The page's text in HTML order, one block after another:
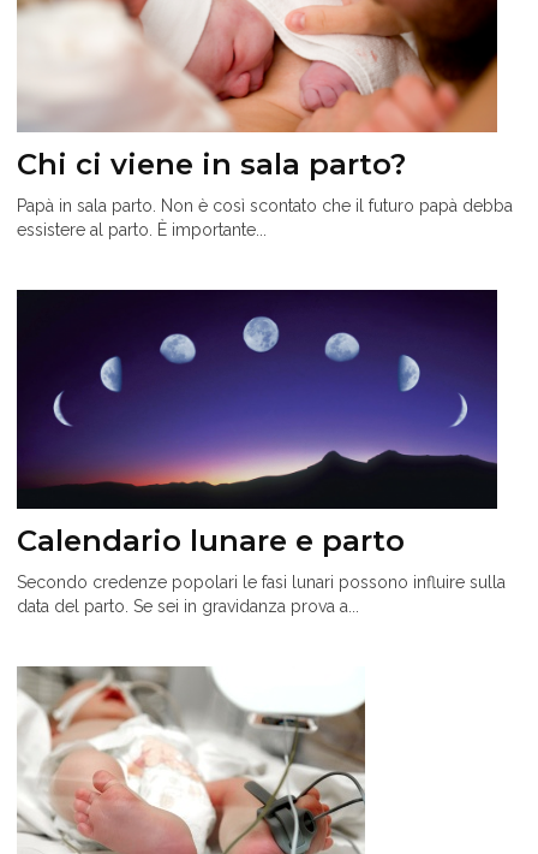
Chi ci viene in sala parto?
Papà in sala parto. Non è così scontato che il futuro papà debba
essistere al parto. È importante...
Calendario lunare e parto
Secondo credenze popolari le fasi lunari possono influire sulla
data del parto. Se sei in gravidanza prova a...